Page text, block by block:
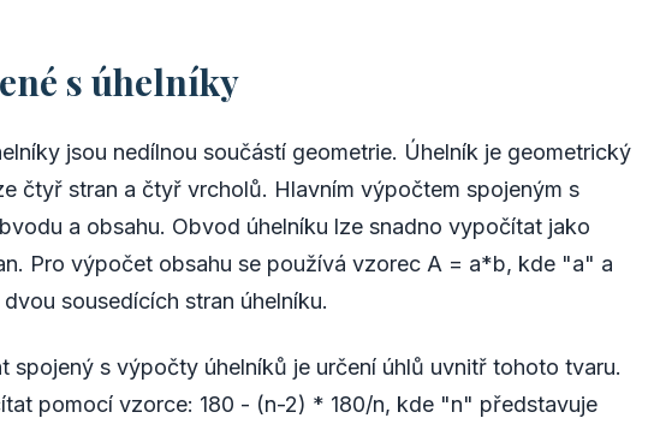
s úhelníky
jsou nedílnou součástí geometrie. Úhelník je geometrický
čtyř stran a čtyř vrcholů. Hlavním výpočtem spojeným s
a obsahu. Obvod úhelníku lze snadno vypočítat jako
Pro výpočet obsahu se používá vzorec A = a*b, kde "a" a
sousedících stran úhelníku.
spojený s výpočty úhelníků je určení úhlů uvnitř tohoto tvaru.
pomocí vzorce: 180 - (n-2) * 180/n, kde "n" představuje